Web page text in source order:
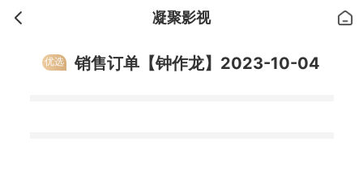
凝聚影视
优选 销售订单【钟作龙】2023-10-04